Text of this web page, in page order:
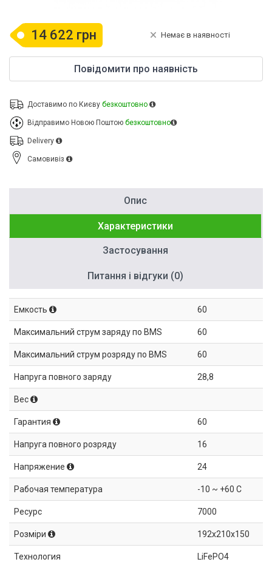
14 622 грн Немає в наявності
Повідомити про наявність
Доставимо по Києву безкоштовно
Відправимо Новою Поштою безкоштовно
Delivery
Cамовивіз
Опис
Характеристики
Застосування
Питання і відгуки (0)
Емкость 60
Максимальний струм заряду по BMS 60
Максимальний струм розряду по BMS 60
Напруга повного заряду 28,8
Вес
Гарантия 60
Напруга повного розряду 16
Напряжение 24
Рабочая температура -10 ~ +60 C
Ресурс 7000
Розміри 192x210x150
Технология LiFePO4